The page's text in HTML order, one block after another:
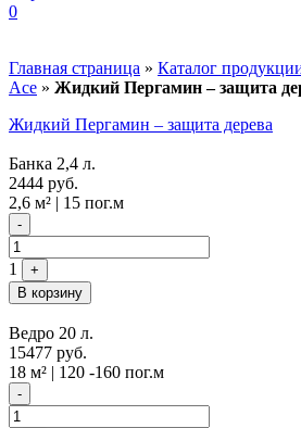
0
Главная страница » Каталог
Ace » Жидкий Пергамин – защита
Жидкий Пергамин – защита дерева
Банка 2,4 л.
2444 руб.
2,6 м² | 15 пог.м
Quantity
-
1
+
В корзину
Ведро 20 л.
15477 руб.
18 м² | 120 -160 пог.м
Quantity
-